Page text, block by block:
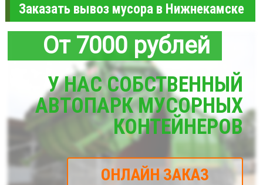
Заказать вывоз мусора в Нижнекамске
От 7000 рублей
У НАС СОБСТВЕННЫЙ
АВТОПАРК МУСОРНЫХ
КОНТЕЙНЕРОВ
ОНЛАЙН ЗАКАЗ